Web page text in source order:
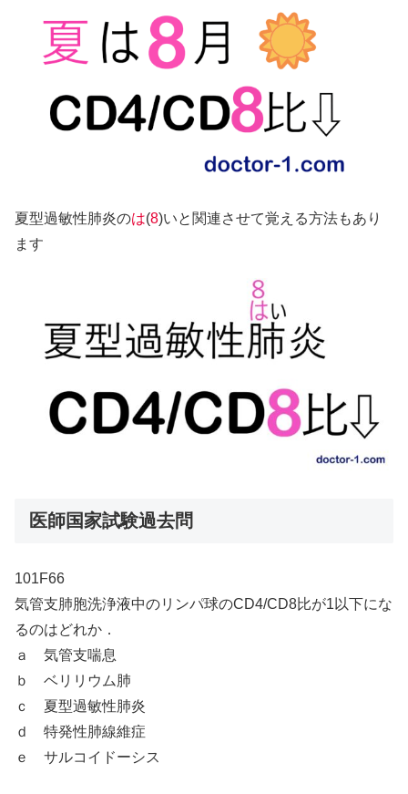
夏型過敏性肺炎のは(8)いと関連させて覚える方法もあり
ます
医師国家試験過去問
101F66
気管支肺胞洗浄液中のリンパ球のCD4/CD8比が1以下にな
るのはどれか．
ａ 気管支喘息
ｂ ベリリウム肺
ｃ 夏型過敏性肺炎
ｄ 特発性肺線維症
ｅ サルコイドーシス